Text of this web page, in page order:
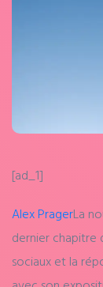
[ad_1]
Alex PragerLa
dernier chapitre
sociaux et la